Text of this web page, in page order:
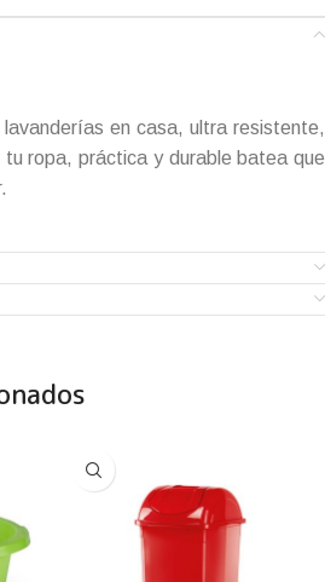
en casa, ultra resistente,
ropa, práctica y durable batea que